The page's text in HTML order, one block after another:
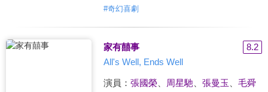
#奇幻喜劇
家有囍事
8.2
All's Well, Ends Well
演員： 張國榮、 周星馳 張曼玉
毛舜